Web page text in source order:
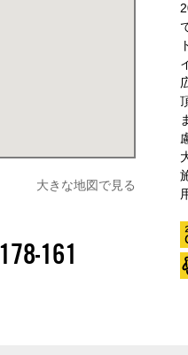
大きな地図で見る
161